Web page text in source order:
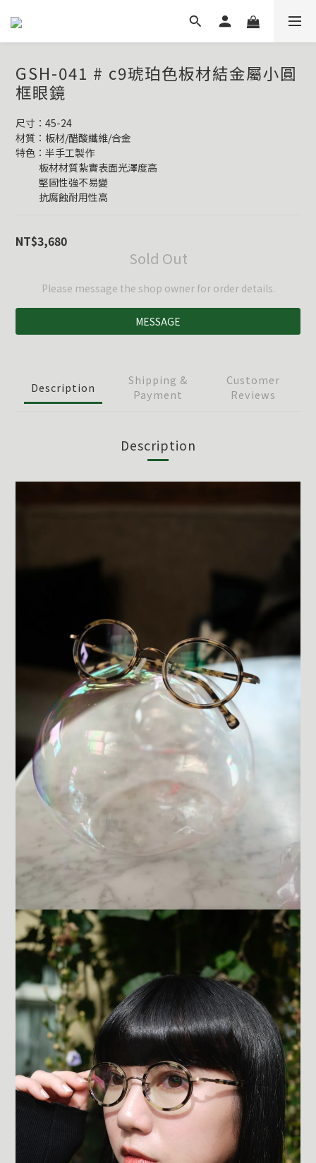
GSH-041 # c9琥珀色板材結金屬小圓
框眼鏡
尺寸：45-24
材質：板材/醋酸纖維/合金
特色：半手工製作
           板材材質紮實表面光澤度高
           堅固性強不易變
           抗腐蝕耐用性高
NT$3,680
Sold Out
Please message the shop owner for order details.
MESSAGE
Description
Shipping &
Payment
Customer
Reviews
Description